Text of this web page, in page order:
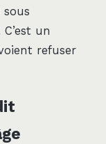
un
refuser